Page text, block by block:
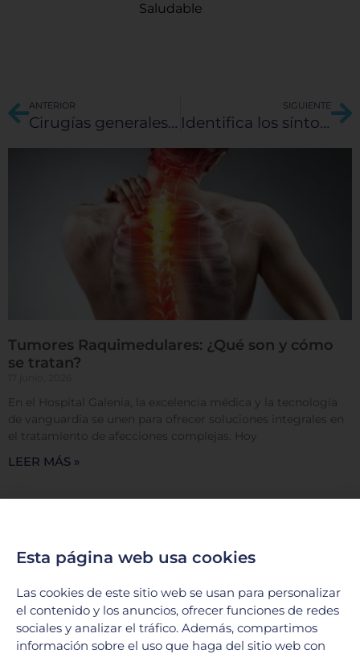
Saludable
AntANTERIOR
Cirugías generales en México
SIGUIENTE
Identifica los síntomas del cáncer de próstata
Tumores Raquimedulares: ¿Qué son y cómo
se tratan?
En el Hospital Galenia, la excelencia médica y la tecnología
de vanguardia se unen para ofrecer soluciones integrales en
el tratamiento de afecciones complejas. Hoy
LEER MÁS »
Esta página web usa cookies
Las cookies de este sitio web se usan para personalizar
el contenido y los anuncios, ofrecer funciones de redes
sociales y analizar el tráfico. Además, compartimos
información sobre el uso que haga del sitio web con